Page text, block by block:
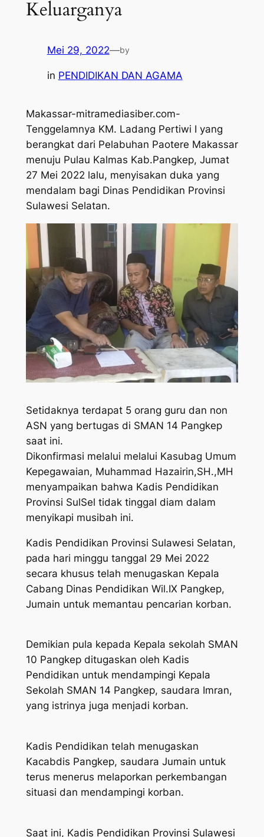
Keluarganya
Mei 29, 2022—by
in PENDIDIKAN DAN AGAMA
Makassar-mitramediasiber.com-
Tenggelamnya KM. Ladang Pertiwi I yang
berangkat dari Pelabuhan Paotere Makassar
menuju Pulau Kalmas Kab.Pangkep, Jumat
27 Mei 2022 lalu, menyisakan duka yang
mendalam bagi Dinas Pendidikan Provinsi
Sulawesi Selatan.
Setidaknya terdapat 5 orang guru dan non
ASN yang bertugas di SMAN 14 Pangkep
saat ini.
Dikonfirmasi melalui melalui Kasubag Umum
Kepegawaian, Muhammad Hazairin,SH.,MH
menyampaikan bahwa Kadis Pendidikan
Provinsi SulSel tidak tinggal diam dalam
menyikapi musibah ini.
Kadis Pendidikan Provinsi Sulawesi Selatan,
pada hari minggu tanggal 29 Mei 2022
secara khusus telah menugaskan Kepala
Cabang Dinas Pendidikan Wil.IX Pangkep,
Jumain untuk memantau pencarian korban.
Demikian pula kepada Kepala sekolah SMAN
10 Pangkep ditugaskan oleh Kadis
Pendidikan untuk mendampingi Kepala
Sekolah SMAN 14 Pangkep, saudara Imran,
yang istrinya juga menjadi korban.
Kadis Pendidikan telah menugaskan
Kacabdis Pangkep, saudara Jumain untuk
terus menerus melaporkan perkembangan
situasi dan mendampingi korban.
Saat ini, Kadis Pendidikan Provinsi Sulawesi